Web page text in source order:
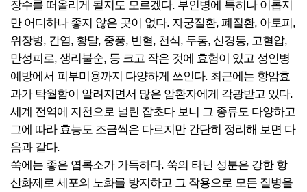
장수를 떠올리게 될지도 모르겠다. 부인병에 특히나 이롭지
만 어디하나 좋지 않은 곳이 없다. 자궁질환, 폐질환, 아토피,
위장병, 간염, 황달, 중풍, 빈혈, 천식, 두통, 신경통, 고혈압,
만성피로, 생리불순, 등 크고 작은 것에 효험이 있고 성인병
예방에서 피부미용까지 다양하게 쓰인다. 최근에는 항암효
과가 탁월함이 알려지면서 많은 암환자에게 각광받고 있다.
세계 전역에 지천으로 널린 잡초다 보니 그 종류도 다양하고
그에 따라 효능도 조금씩은 다르지만 간단히 정리해 보면 다
음과 같다.
쑥에는 좋은 엽록소가 가득하다. 쑥의 타닌 성분은 강한 항
산화제로 세포의 노화를 방지하고 그 작용으로 모든 질병을